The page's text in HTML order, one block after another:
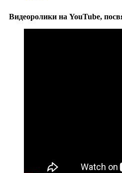
Видеоролики на YouTube,